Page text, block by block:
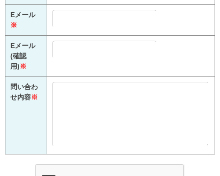
Eメール
※
Eメール
(確認
用)※
問い合わ
せ内容※